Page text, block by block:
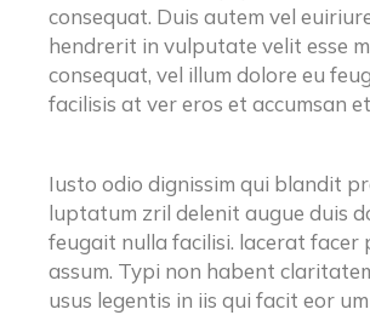
consequat. Duis autem vel
hendrerit in vulputate velit esse
consequat, vel illum dolore eu
facilisis at ver eros et accumsan
Iusto odio dignissim qui blandit
luptatum zril delenit augue duis
feugait nulla facilisi. lacerat facer
assum. Typi non habent
usus legentis in iis qui facit eor